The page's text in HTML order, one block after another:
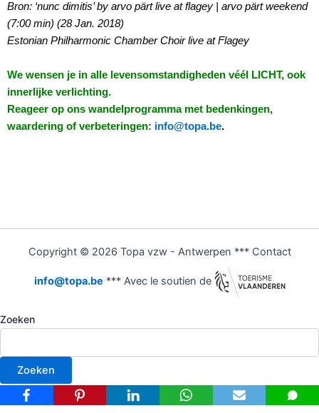
Bron: ‘nunc dimitis’ by arvo pärt live at flagey | arvo pärt weekend
(7:00 min) (28 Jan. 2018)
Estonian Philharmonic Chamber Choir live at Flagey
We wensen je in alle levensomstandigheden véél LICHT, ook
innerlijke verlichting.
Reageer op ons wandelprogramma met bedenkingen,
waardering of verbeteringen: info@topa.be.
Copyright © 2026 Topa vzw - Antwerpen *** Contact
info@topa.be *** Avec le soutien de
Zoeken
Zoeken